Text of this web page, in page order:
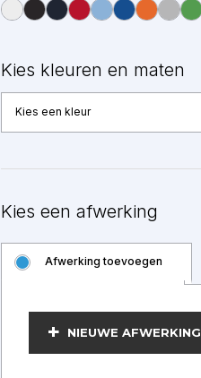
Kies kleuren en maten
Kies een kleur
Kies een afwerking
Afwerking toevoegen
NIEUWE AFWERKING
BEWERKEN